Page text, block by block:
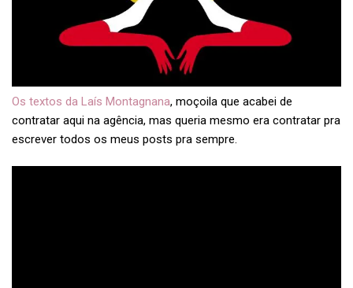
Os textos da Laís Montagnana, moçoila que acabei de
contratar aqui na agência, mas queria mesmo era contratar pra
escrever todos os meus posts pra sempre.